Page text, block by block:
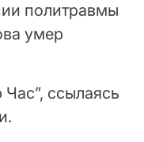
политравмы
умер
ссылаясь